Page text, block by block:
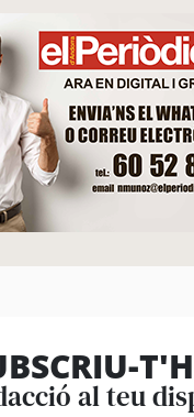
al teu